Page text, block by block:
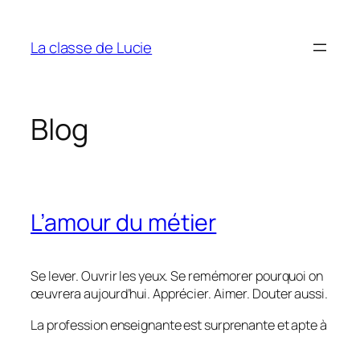
contenu
La classe de Lucie
Blog
L’amour du métier
Se lever. Ouvrir les yeux. Se remémorer pourquoi on
œuvrera aujourd’hui. Apprécier. Aimer. Douter aussi.
La profession enseignante est surprenante et apte à